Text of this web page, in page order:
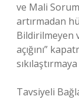
ve Mali
artırmadan
Bildirilmeyen
açığını”
Tavsiyeli